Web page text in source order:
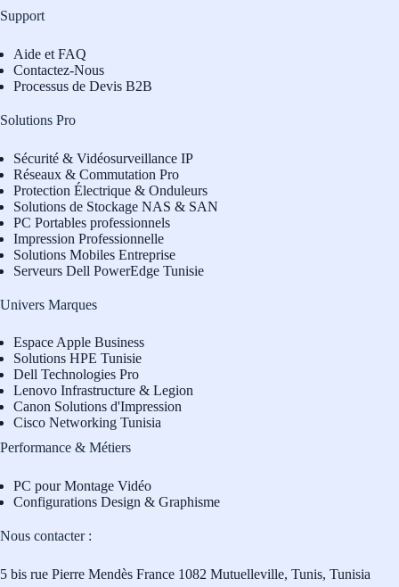
Support
Aide et FAQ
Contactez-Nous
Processus de Devis B2B
Solutions Pro
Sécurité & Vidéosurveillance IP
Réseaux & Commutation Pro
Protection Électrique & Onduleurs
Solutions de Stockage NAS & SAN
PC Portables professionnels
Impression Professionnelle
Solutions Mobiles Entreprise
Serveurs Dell PowerEdge Tunisie
Univers Marques
Espace Apple Business
Solutions HPE Tunisie
Dell Technologies Pro
Lenovo Infrastructure & Legion
Canon Solutions d'Impression
Cisco Networking Tunisia
Performance & Métiers
PC pour Montage Vidéo
Configurations Design & Graphisme
Nous contacter :
5 bis rue Pierre Mendès France 1082 Mutuelleville, Tunis, Tunisia